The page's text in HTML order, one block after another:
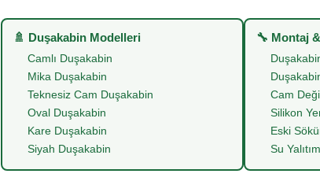
🚿 Duşakabin Modelleri
Camlı Duşakabin
Mika Duşakabin
Teknesiz Cam Duşakabin
Oval Duşakabin
Kare Duşakabin
Siyah Duşakabin
🔧 Montaj
Cam
Silikon
Eski
Su